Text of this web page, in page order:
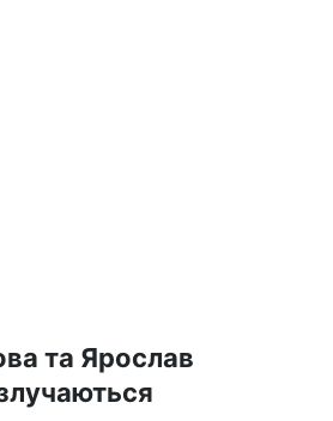
та Ярослав